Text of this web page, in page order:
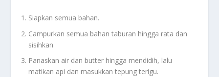
Siapkan semua bahan.
Campurkan semua bahan taburan hingga rata dan
sisihkan
Panaskan air dan butter hingga mendidih, lalu
matikan api dan masukkan tepung terigu.